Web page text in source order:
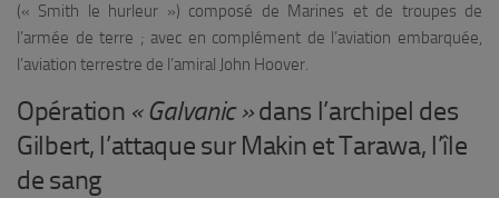
(« Smith le hurleur ») composé de Marines et de troupes de
l’armée de terre ; avec en complément de l’aviation embarquée,
l’aviation terrestre de l’amiral John Hoover.
Opération « Galvanic »dans l’archipel des
Gilbert, l’attaque sur Makin et Tarawa, l’île
de sang